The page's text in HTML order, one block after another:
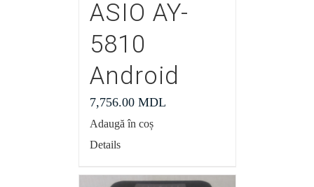
ASIO AY-
5810
Android
7,756.00 MDL
Adaugă în coș
Details